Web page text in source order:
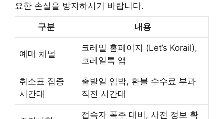
요한 손실을 방지하시기 바랍니다.
구분 내용
예매 채널
코레일 홈페이지 (Let’s Korail),
코레일톡 앱
취소표 집중
시간대
출발일 임박, 환불 수수료 부과
직전 시간대
접속자 폭주 대비, 사전 정보 확